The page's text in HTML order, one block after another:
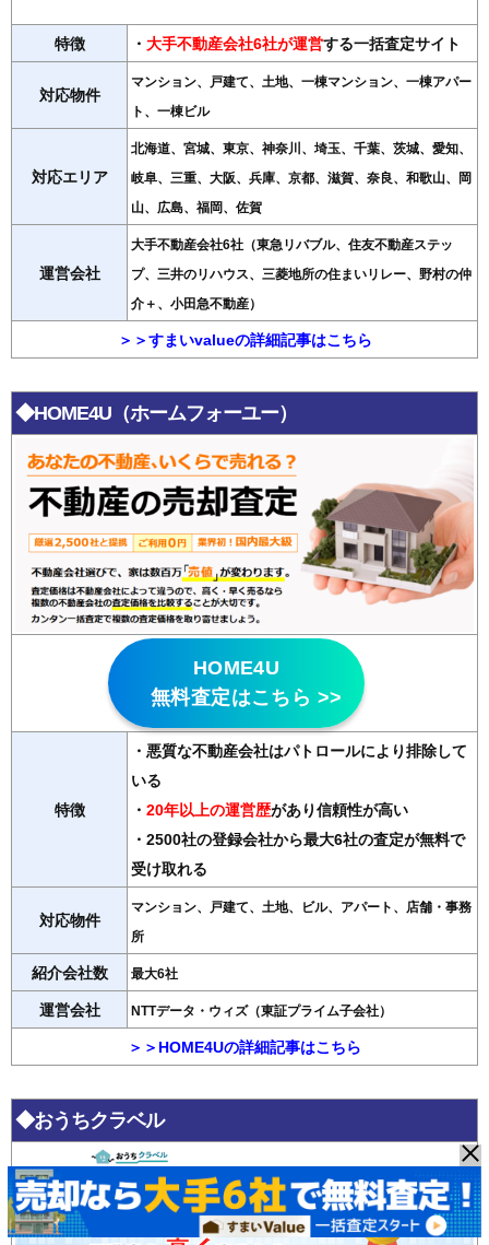
特徴 ・ 大手不動産会社6社が運営する一括査定サイト
対応物件
マンション、戸建て、土地、一棟マンション、一棟アパー
ト、一棟ビル
対応エリア
北海道、宮城、東京、神奈川、埼玉、千葉、茨城、愛知、
岐阜、三重、大阪、兵庫、京都、滋賀、奈良、和歌山、岡
山、広島、福岡、佐賀
運営会社
大手不動産会社6社（東急リバブル、住友不動産ステッ
プ、三井のリハウス、三菱地所の住まいリレー、野村の仲
介＋、小田急不動産）
＞＞すまいvalueの詳細記事はこちら
◆HOME4U（ホームフォーユー）
HOME4U
無料査定はこちら >>
特徴
・悪質な不動産会社はパトロールにより排除して
いる
・ 20年以上の運営歴があり信頼性が高い
・2500社の登録会社から最大6社の査定が無料で
受け取れる
対応物件
マンション、戸建て、土地、ビル、アパート、店舗・事務
所
紹介会社数 最大6社
運営会社 NTTデータ・ウィズ（東証プライム子会社）
＞＞HOME4Uの詳細記事はこちら
◆おうちクラベル